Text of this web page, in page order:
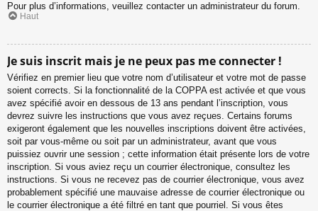
Pour plus d’informations, veuillez contacter un administrateur du forum.
Haut
Je suis inscrit mais je ne peux pas me connecter !
Vérifiez en premier lieu que votre nom d’utilisateur et votre mot de passe
soient corrects. Si la fonctionnalité de la COPPA est activée et que vous
avez spécifié avoir en dessous de 13 ans pendant l’inscription, vous
devrez suivre les instructions que vous avez reçues. Certains forums
exigeront également que les nouvelles inscriptions doivent être activées,
soit par vous-même ou soit par un administrateur, avant que vous
puissiez ouvrir une session ; cette information était présente lors de votre
inscription. Si vous aviez reçu un courrier électronique, consultez les
instructions. Si vous ne recevez pas de courrier électronique, vous avez
probablement spécifié une mauvaise adresse de courrier électronique ou
le courrier électronique a été filtré en tant que pourriel. Si vous êtes